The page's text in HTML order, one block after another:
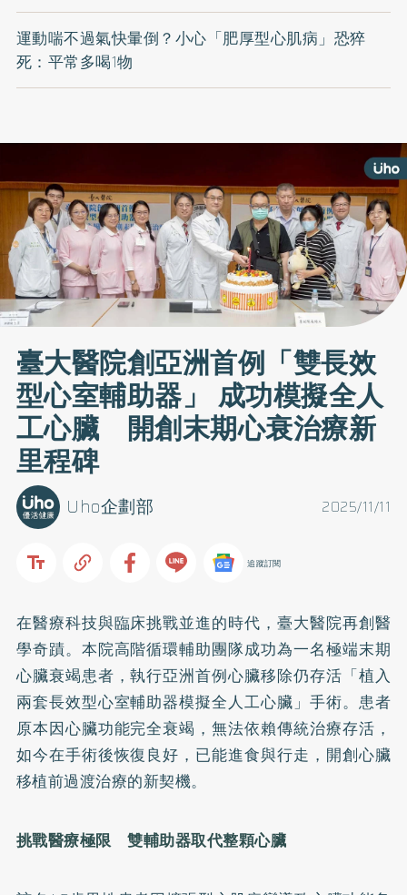
運動喘不過氣快暈倒？小心「肥厚型心肌病」恐猝
死：平常多喝1物
臺大醫院創亞洲首例「雙長效
型心室輔助器」 成功模擬全人
工心臟 開創末期心衰治療新
里程碑
2025/11/11
Uho企劃部
追蹤訂閱
在醫療科技與臨床挑戰並進的時代，臺大醫院再創醫
學奇蹟。本院高階循環輔助團隊成功為一名極端末期
心臟衰竭患者，執行亞洲首例心臟移除仍存活「植入
兩套長效型心室輔助器模擬全人工心臟」手術。患者
原本因心臟功能完全衰竭，無法依賴傳統治療存活，
如今在手術後恢復良好，已能進食與行走，開創心臟
移植前過渡治療的新契機。
挑戰醫療極限 雙輔助器取代整顆心臟